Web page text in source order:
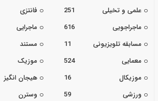
علمی و تخیلی
251 فانتزی
ماجراجویی
616 ماجرایی
مسابقه تلویزیونی
11 مستند
معمایی
524 موزیک
موزیکال
16 هیجان انگیز
ورزشی
59 وسترن